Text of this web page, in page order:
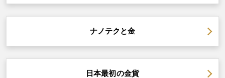
ナノテクと金
日本最初の金貨